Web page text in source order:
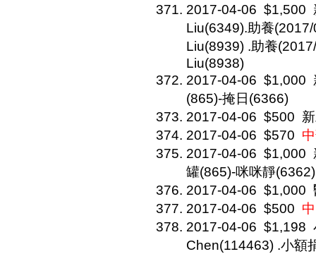
2017-04-06 $1,500
Liu(6349).助養
Liu(8939) .助養
Liu(8938)
2017-04-06 $1,000
(865)-掩日(6366)
2017-04-06 $500
2017-04-06 $570
2017-04-06 $1,000
罐(865)-咪咪靜(6362)
2017-04-06 $1,000
2017-04-06 $500
2017-04-06 $1,198
Chen(114463) .小額